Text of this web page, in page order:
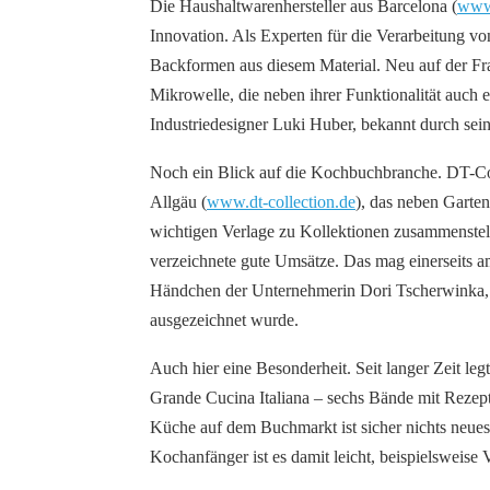
Die Haushaltwarenhersteller aus Barcelona (
Innovation. Als Experten für die Verarbeitung
Backformen aus diesem Material. Neu auf der
Mikrowelle, die neben ihrer Funktionalität auch
Industriedesigner Luki Huber, bekannt durch
Noch ein Blick auf die Kochbuchbranche. DT-
Allgäu (www.dt-collection.de), das neben
wichtigen Verlage zu Kollektionen
verzeichnete gute Umsätze. Das mag einerseits
Händchen der Unternehmerin Dori
ausgezeichnet wurde.
Auch hier eine Besonderheit. Seit langer Zeit
Grande Cucina Italiana – sechs Bände mit
Küche auf dem Buchmarkt ist sicher nichts
Kochanfänger ist es damit leicht, beispielsweise